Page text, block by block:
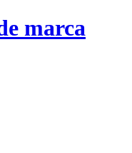
marca